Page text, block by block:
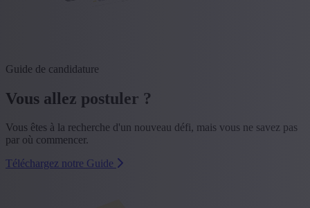
Guide de candidature
Vous allez postuler ?
Vous êtes à la recherche d'un nouveau défi, mais vous ne savez pas
par où commencer.
Téléchargez notre Guide